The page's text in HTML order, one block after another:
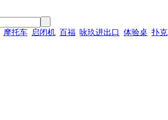
摩托车 启闭机 百福 咏玖进出口 体验桌 扑克